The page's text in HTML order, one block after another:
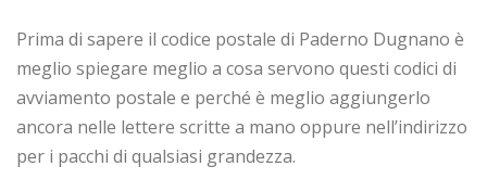
Prima di sapere il codice postale di Paderno Dugnano è
meglio spiegare meglio a cosa servono questi codici di
avviamento postale e perché è meglio aggiungerlo
ancora nelle lettere scritte a mano oppure nell’indirizzo
per i pacchi di qualsiasi grandezza.